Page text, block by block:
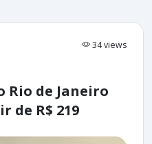
34 views
Rio de Janeiro
de R$ 219